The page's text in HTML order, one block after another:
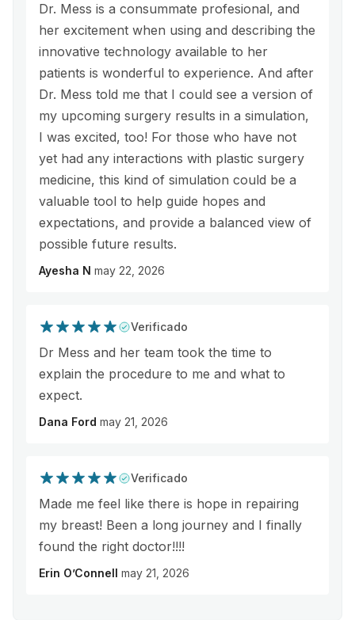
Dr. Mess is a consummate profesional, and
her excitement when using and describing the
innovative technology available to her
patients is wonderful to experience. And after
Dr. Mess told me that I could see a version of
my upcoming surgery results in a simulation,
I was excited, too! For those who have not
yet had any interactions with plastic surgery
medicine, this kind of simulation could be a
valuable tool to help guide hopes and
expectations, and provide a balanced view of
possible future results.
Ayesha N may 22, 2026
Verificado
Dr Mess and her team took the time to
explain the procedure to me and what to
expect.
Dana Ford may 21, 2026
Verificado
Made me feel like there is hope in repairing
my breast! Been a long journey and I finally
found the right doctor!!!!
Erin O’Connell may 21, 2026